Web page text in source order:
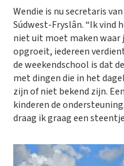
Wendie is nu secretaris
Súdwest-Fryslân. “Ik
niet uit moet maken waar
opgroeit, iedereen
de weekendschool is dat
met dingen die in het
zijn of niet bekend zijn.
kinderen de
draag ik graag een